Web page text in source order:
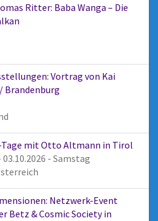
Ritter: Baba Wanga – Die
Vortrag von Kai
Brandenburg
mit Otto Altmann in Tirol
- Samstag
Netzwerk-Event
Betz & Cosmic Society in